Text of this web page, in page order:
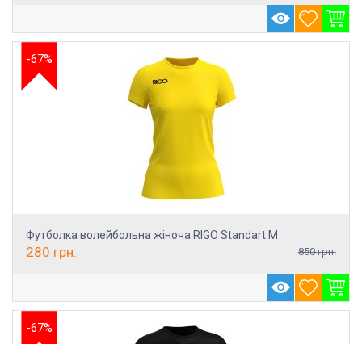
-67%
Футболка волейбольна жіноча RIGO Standart M
280 грн. 850 грн.
-67%